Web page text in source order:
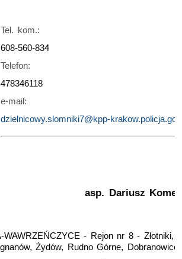
Tel. kom.:
608-560-834
Telefon:
478346118
e-mail:
dzielnicowy.slomniki7@kpp-
WAWRZEŃCZYCE - Rejon nr 8 - Złotniki,
Żydów, Rudno Górne, Dobranowice.